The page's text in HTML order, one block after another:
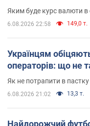
Яким буде курс валюти в
6.08.2026 22:58 149,0 т.
Українцям
операторів: що не
Як не потрапити в
6.08.2026 21:02 13,3 т.
Найдорожчий